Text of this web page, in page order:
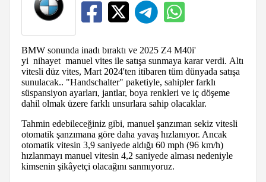
BMW sonunda inadı bıraktı ve 2025 Z4 M40i'
yi nihayet manuel vites ile satışa sunmaya karar verdi. Altı
vitesli düz vites, Mart 2024'ten itibaren tüm dünyada satışa
sunulacak.. "Handschalter" paketiyle, sahipler farklı
süspansiyon ayarları, jantlar, boya renkleri ve iç döşeme
dahil olmak üzere farklı unsurlara sahip olacaklar.
Tahmin edebileceğiniz gibi, manuel şanzıman sekiz vitesli
otomatik şanzımana göre daha yavaş hızlanıyor. Ancak
otomatik vitesin 3,9 saniyede aldığı 60 mph (96 km/h)
hızlanmayı manuel vitesin 4,2 saniyede alması nedeniyle
kimsenin şikâyetçi olacağını sanmıyoruz.